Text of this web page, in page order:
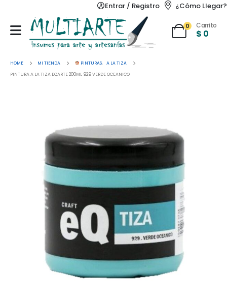
Entrar / Registro ¿Cómo Llegar?
0 Carrito
$ 0
HOME MI TIENDA PINTURAS, A LA TIZA
PINTURA A LA TIZA EQARTE 200ML 929 VERDE OCEANICO